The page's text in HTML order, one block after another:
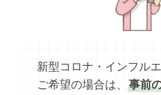
新型コロナ・インフル
ご希望の場合は、事前